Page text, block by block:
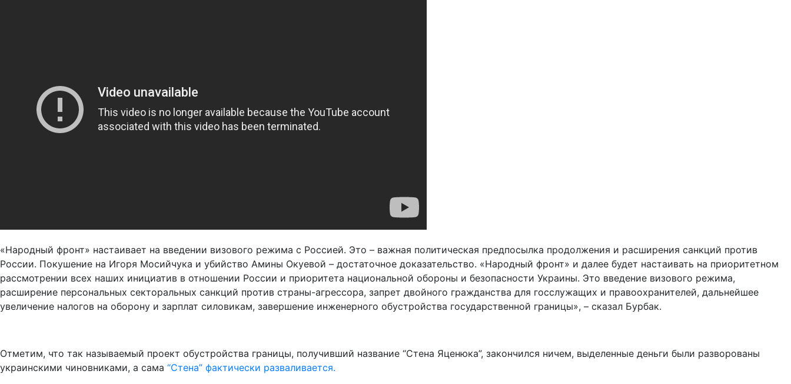
«Народный фронт» настаивает на введении визового режима с Россией. Это – важная политическая предпосылка продолжения и расширения санкций против
России. Покушение на Игоря Мосийчука и убийство Амины Окуевой – достаточное доказательство. «Народный фронт» и далее будет настаивать на приоритетном
рассмотрении всех наших инициатив в отношении России и приоритета национальной обороны и безопасности Украины. Это введение визового режима,
расширение персональных секторальных санкций против страны-агрессора, запрет двойного гражданства для госслужащих и правоохранителей, дальнейшее
увеличение налогов на оборону и зарплат силовикам, завершение инженерного обустройства государственной границы», – сказал Бурбак.
Отметим, что так называемый проект обустройства границы, получивший название “Стена Яценюка”, закончился ничем, выделенные деньги были разворованы
украинскими чиновниками, а сама “Стена” фактически разваливается.